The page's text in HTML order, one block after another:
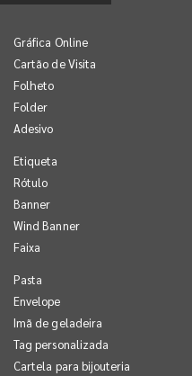
Gráfica Online
Cartão de Visita
Folheto
Folder
Adesivo
Etiqueta
Rótulo
Banner
Wind Banner
Faixa
Pasta
Envelope
Imã de geladeira
Tag personalizada
Cartela para bijouteria